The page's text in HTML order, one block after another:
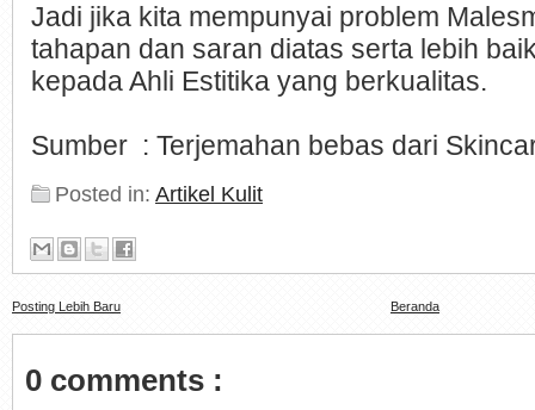
Jadi jika kita mempunyai problem
tahapan dan saran diatas serta lebih
kepada Ahli Estitika yang berkualitas.
Sumber : Terjemahan bebas dari
Posted in: Artikel Kulit
Posting Lebih Baru Beranda
0 comments :